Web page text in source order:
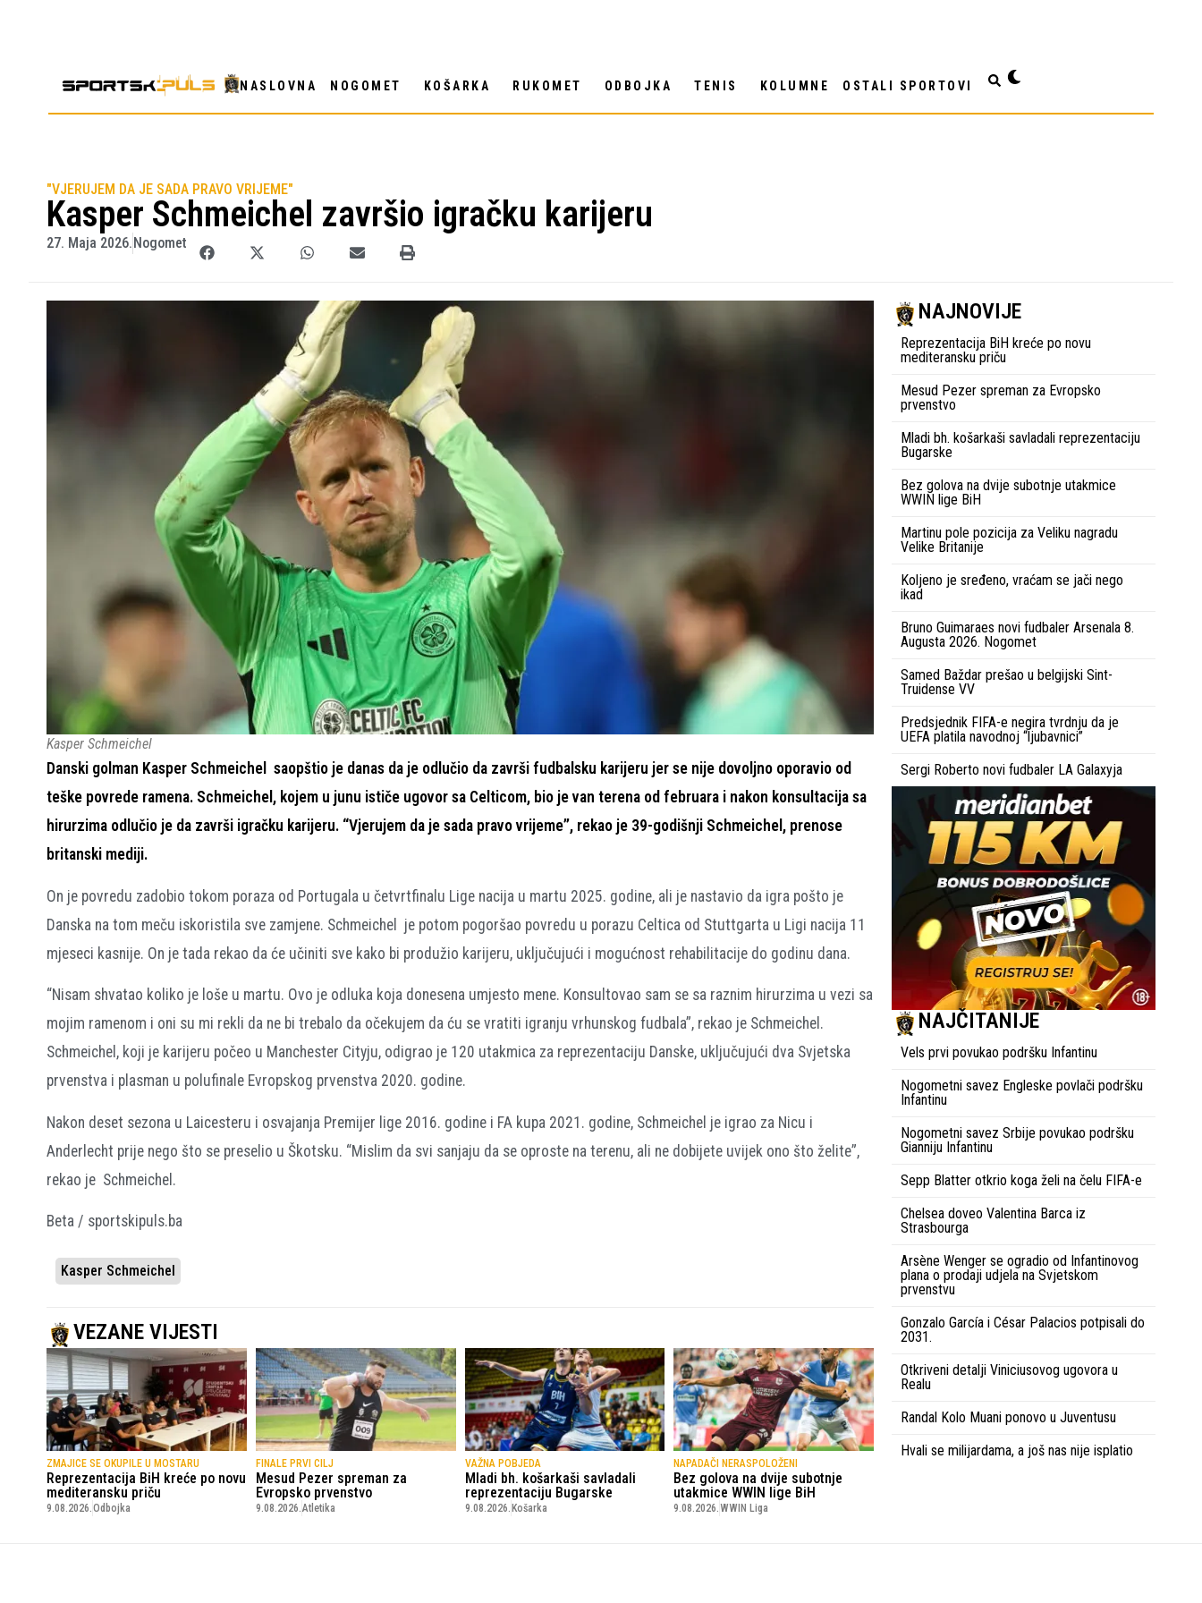
NASLOVNA NOGOMET KOŠARKA RUKOMET ODBOJKA TENIS KOLUMNE OSTALI SPORTOVI
"VJERUJEM DA JE SADA PRAVO VRIJEME"
Kasper Schmeichel završio igračku karijeru
27. Maja 2026.Nogomet
Kasper Schmeichel
Danski golman Kasper Schmeichel saopštio je danas da je odlučio da završi fudbalsku karijeru jer se nije dovoljno oporavio od
teške povrede ramena. Schmeichel, kojem u junu ističe ugovor sa Celticom, bio je van terena od februara i nakon konsultacija sa
hirurzima odlučio je da završi igračku karijeru. “Vjerujem da je sada pravo vrijeme”, rekao je 39-godišnji Schmeichel, prenose
britanski mediji.
On je povredu zadobio tokom poraza od Portugala u četvrtfinalu Lige nacija u martu 2025. godine, ali je nastavio da igra pošto je
Danska na tom meču iskoristila sve zamjene. Schmeichel je potom pogoršao povredu u porazu Celtica od Stuttgarta u Ligi nacija 11
mjeseci kasnije. On je tada rekao da će učiniti sve kako bi produžio karijeru, uključujući i mogućnost rehabilitacije do godinu dana.
“Nisam shvatao koliko je loše u martu. Ovo je odluka koja donesena umjesto mene. Konsultovao sam se sa raznim hirurzima u vezi sa
mojim ramenom i oni su mi rekli da ne bi trebalo da očekujem da ću se vratiti igranju vrhunskog fudbala”, rekao je Schmeichel.
Schmeichel, koji je karijeru počeo u Manchester Cityju, odigrao je 120 utakmica za reprezentaciju Danske, uključujući dva Svjetska
prvenstva i plasman u polufinale Evropskog prvenstva 2020. godine.
Nakon deset sezona u Laicesteru i osvajanja Premijer lige 2016. godine i FA kupa 2021. godine, Schmeichel je igrao za Nicu i
Anderlecht prije nego što se preselio u Škotsku. “Mislim da svi sanjaju da se oproste na terenu, ali ne dobijete uvijek ono što želite”,
rekao je Schmeichel.
Beta / sportskipuls.ba
Kasper Schmeichel
VEZANE VIJESTI
ZMAJICE SE OKUPILE U MOSTARU
Reprezentacija BiH kreće po novu
mediteransku priču
9.08.2026. Odbojka
FINALE PRVI CILJ
Mesud Pezer spreman za
Evropsko prvenstvo
9.08.2026. Atletika
VAŽNA POBJEDA
Mladi bh. košarkaši savladali
reprezentaciju Bugarske
9.08.2026. Košarka
NAPADAČI NERASPOLOŽENI
Bez golova na dvije subotnje
utakmice WWIN lige BiH
9.08.2026. WWIN Liga
NAJNOVIJE
Reprezentacija BiH kreće po novu
mediteransku priču
Mesud Pezer spreman za Evropsko
prvenstvo
Mladi bh. košarkaši savladali reprezentaciju
Bugarske
Bez golova na dvije subotnje utakmice
WWIN lige BiH
Martinu pole pozicija za Veliku nagradu
Velike Britanije
Koljeno je sređeno, vraćam se jači nego
ikad
Bruno Guimaraes novi fudbaler Arsenala 8.
Augusta 2026. Nogomet
Samed Baždar prešao u belgijski Sint-
Truidense VV
Predsjednik FIFA-e negira tvrdnju da je
UEFA platila navodnoj “ljubavnici”
Sergi Roberto novi fudbaler LA Galaxyja
NAJČITANIJE
Vels prvi povukao podršku Infantinu
Nogometni savez Engleske povlači podršku
Infantinu
Nogometni savez Srbije povukao podršku
Gianniju Infantinu
Sepp Blatter otkrio koga želi na čelu FIFA-e
Chelsea doveo Valentina Barca iz
Strasbourga
Arsène Wenger se ogradio od Infantinovog
plana o prodaji udjela na Svjetskom
prvenstvu
Gonzalo García i César Palacios potpisali do
2031.
Otkriveni detalji Viniciusovog ugovora u
Realu
Randal Kolo Muani ponovo u Juventusu
Hvali se milijardama, a još nas nije isplatio